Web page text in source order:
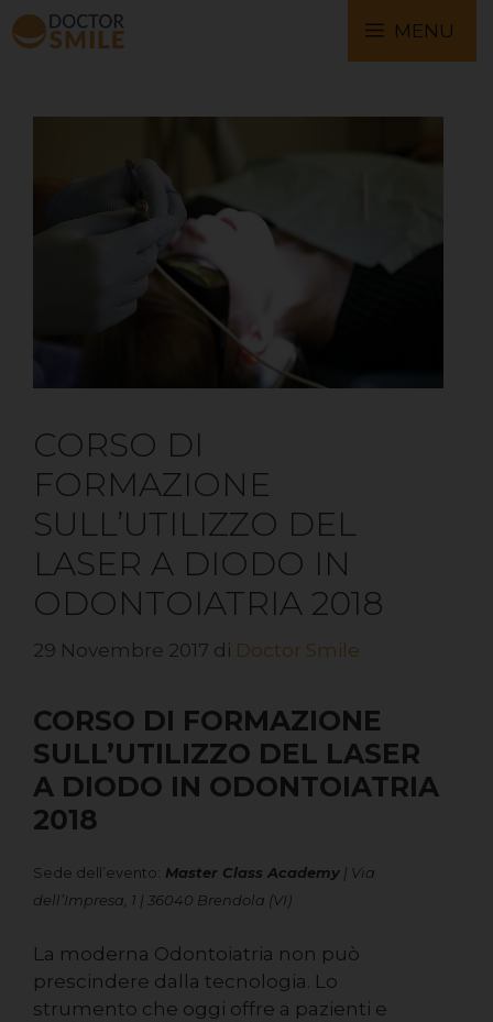
MENU
CORSO DI
FORMAZIONE
SULL’UTILIZZO DEL
LASER A DIODO IN
ODONTOIATRIA 2018
29 Novembre 2017 di Doctor Smile
CORSO DI FORMAZIONE
SULL’UTILIZZO DEL LASER
A DIODO IN ODONTOIATRIA
2018
Sede dell’evento: Master Class Academy | Via
dell’Impresa, 1 | 36040 Brendola (VI)
La moderna Odontoiatria non può
prescindere dalla tecnologia. Lo
strumento che oggi offre a pazienti e